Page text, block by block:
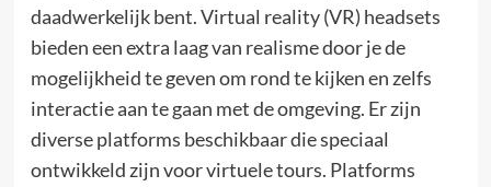
daadwerkelijk bent. Virtual reality (VR) headsets
bieden een extra laag van realisme door je de
mogelijkheid te geven om rond te kijken en zelfs
interactie aan te gaan met de omgeving. Er zijn
diverse platforms beschikbaar die speciaal
ontwikkeld zijn voor virtuele tours. Platforms